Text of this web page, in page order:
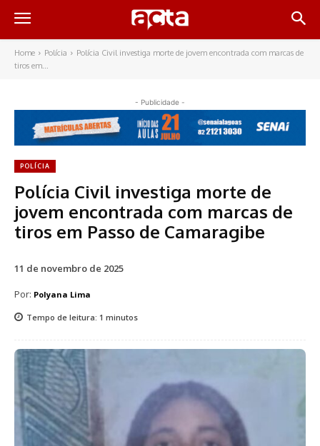
Home Polícia
Polícia Civil investiga morte de jovem encontrada com marcas de
tiros em...
- Publicidade -
POLÍCIA
Polícia Civil investiga morte de
jovem encontrada com marcas de
tiros em Passo de Camaragibe
11 de novembro de 2025
Por: Polyana Lima
Tempo de leitura: 1 minutos